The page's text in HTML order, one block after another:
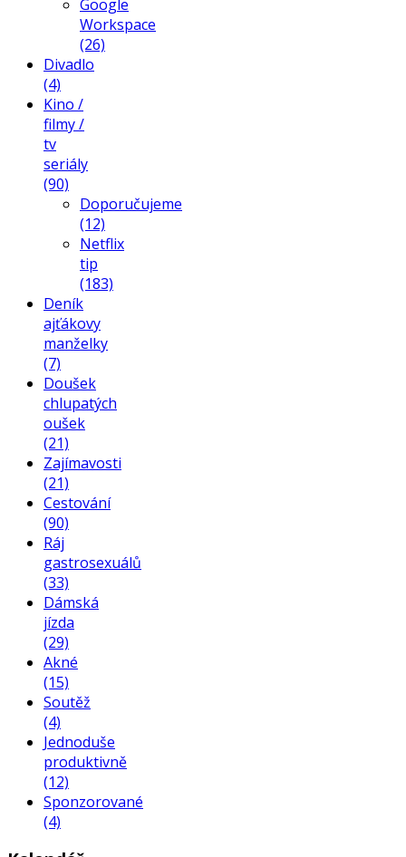
Google
Workspace
(26)
Divadlo
(4)
Kino /
filmy /
tv
seriály
(90)
Doporučujeme
(12)
Netflix
tip
(183)
Deník
ajťákovy
manželky
(7)
Doušek
chlupatých
oušek
(21)
Zajímavosti
(21)
Cestování
(90)
Ráj
gastrosexuálů
(33)
Dámská
jízda
(29)
Akné
(15)
Soutěž
(4)
Jednoduše
produktivně
(12)
Sponzorované
(4)